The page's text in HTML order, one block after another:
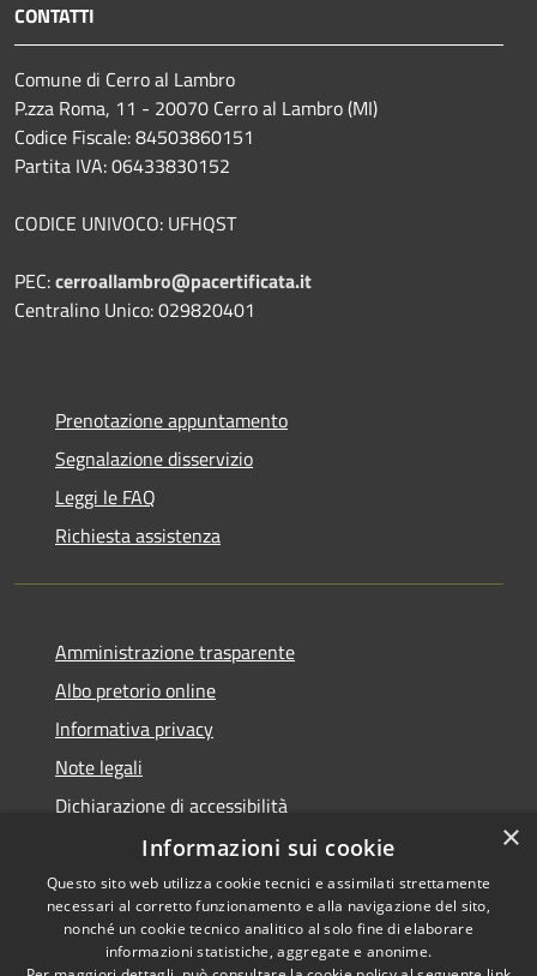
CONTATTI
Comune di Cerro al Lambro
P.zza Roma, 11 - 20070 Cerro al Lambro (MI)
Codice Fiscale: 84503860151
Partita IVA: 06433830152
CODICE UNIVOCO: UFHQST
PEC:cerroallambro@pacertificata.it
Centralino Unico: 029820401
Prenotazione appuntamento
Segnalazione disservizio
Leggi le FAQ
Richiesta assistenza
Amministrazione trasparente
Albo pretorio online
Informativa privacy
Note legali
Dichiarazione di accessibilità
Accessibilità
Copyright © 2026 • Comune di
Cerro al Lambro • Powered by
×
Informazioni sui cookie
Questo sito web utilizza cookie tecnici e assimilati strettamente
necessari al corretto funzionamento e alla navigazione del sito,
nonché un cookie tecnico analitico al solo fine di elaborare
informazioni statistiche, aggregate e anonime.